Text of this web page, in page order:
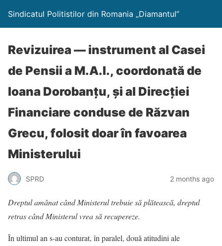
Sindicatul Politistilor din Romania „Diamantul”
Revizuirea — instrument al Casei
de Pensii a M.A.I., coordonată de
Ioana Dorobanțu, și al Direcției
Financiare conduse de Răzvan
Grecu, folosit doar în favoarea
Ministerului
SPRD 2 months ago
Dreptul amânat când Ministerul trebuie să plătească, dreptul
retras când Ministerul vrea să recupereze.
În ultimul an s-au conturat, în paralel, două atitudini ale